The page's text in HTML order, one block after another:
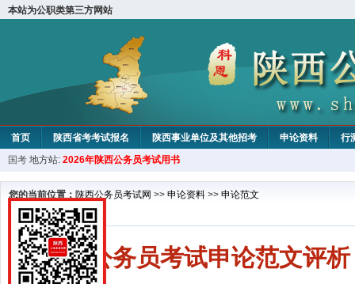
本站为公职类第三方网站
首页 陕西省考考试报名 陕西事业单位及其他招考 申论资料
行
国考 地方站: 2026年陕西公务员考试用书
您的当前位置： 陕西公务员考试网 >> 申论资料 >> 申论范文
陕西公务员考试申论范文评